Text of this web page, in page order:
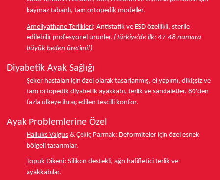
kaymaz tabanlı, tam ortopedik modeller.
Ameliyathane Terlikleri: Antistatik ve ESD özellikli, sterile
edilebilir profesyonel ürünler. (Türkiye'de ilk: 47-48 numara
büyük beden üretimi!)
Diyabetik Ayak Sağlığı
Şeker hastaları için özel olarak tasarlanmış, el yapımı, dikişsiz ve
tam ortopedik diyabetik ayakkabı, terlik ve sandaletler. 80'den
fazla ülkeye ihraç edilen tescilli konfor.
Ayak Problemlerine Özel
Halluks Valgus & Çekiç Parmak: Deformiteler için özel esnek
bölgeli tasarımlar.
Topuk Dikeni: Silikon destekli, ağrı hafifletici terlik ve
ayakkabılar.